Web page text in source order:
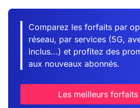
Comparez les forfaits par
réseau, par services (5G,
inclus...) et profitez des
aux nouveaux abonnés.
Les meilleurs